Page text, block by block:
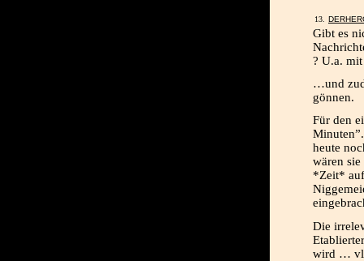
Gibt es
? U.a.
…und
gönnen.
Für den
heute
wären
*Zeit*
Die
wird …